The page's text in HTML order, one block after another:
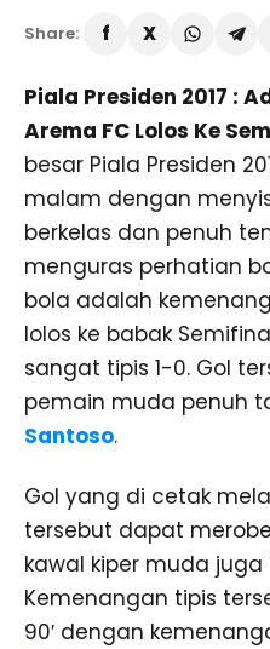
Share:
Piala Presiden 2017 :
Arema FC Lolos Ke
besar Piala Presiden
malam dengan
berkelas dan penuh
menguras perhatian
bola adalah
lolos ke babak
sangat tipis 1-0. Gol
pemain muda penuh
Santoso.
Gol yang di cetak
tersebut dapat
kawal kiper muda juga
Kemenangan tipis
90′ dengan